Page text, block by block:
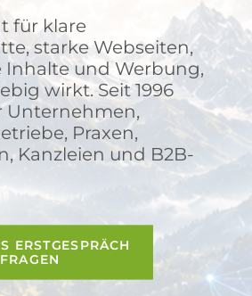
für klare
starke Webseiten,
und Werbung,
wirkt. Seit 1996
Unternehmen,
Praxen,
Kanzleien und B2B-
ERSTGESPRÄCH